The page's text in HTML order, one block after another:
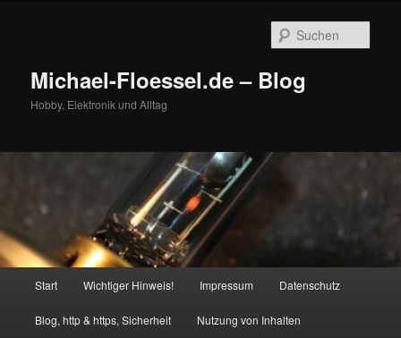
Michael-Floessel.de – Blog
Hobby, Elektronik und Alltag
Start Wichtiger Hinweis! Impressum Datenschutz
Blog, http & https, Sicherheit Nutzung von Inhalten